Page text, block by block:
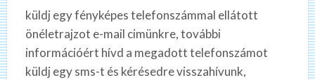
küldj egy fényképes telefonszámmal ellátott
önéletrajzot e-mail cimünkre, további
információért hívd a megadott telefonszámot
küldj egy sms-t és kérésedre visszahívunk,